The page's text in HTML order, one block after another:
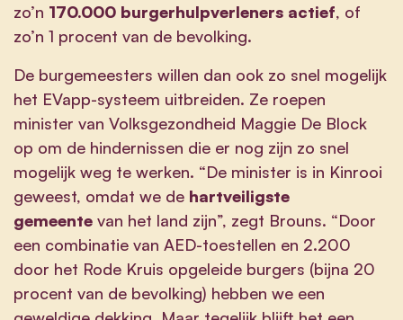
zo’n 170.000 burgerhulpverleners actief, of
zo’n 1 procent van de bevolking.
De burgemeesters willen dan ook zo snel mogelijk
het EVapp-systeem uitbreiden. Ze roepen
minister van Volksgezondheid Maggie De Block
op om de hindernissen die er nog zijn zo snel
mogelijk weg te werken. “De minister is in Kinrooi
geweest, omdat we de hartveiligste
gemeente van het land zijn”, zegt Brouns. “Door
een combinatie van AED-toestellen en 2.200
door het Rode Kruis opgeleide burgers (bijna 20
procent van de bevolking) hebben we een